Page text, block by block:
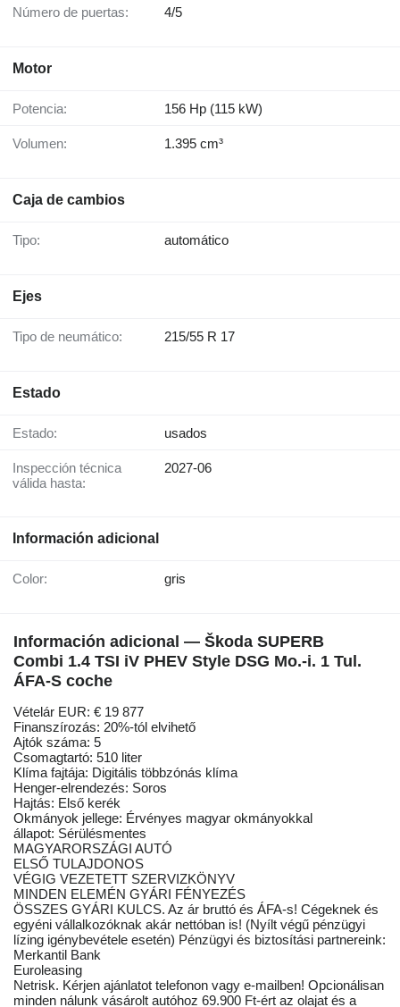
Número de puertas: 4/5
Motor
Potencia: 156 Hp (115 kW)
Volumen: 1.395 cm³
Caja de cambios
Tipo: automático
Ejes
Tipo de neumático: 215/55 R 17
Estado
Estado: usados
Inspección técnica
válida hasta:
2027-06
Información adicional
Color: gris
Información adicional — Škoda SUPERB
Combi 1.4 TSI iV PHEV Style DSG Mo.-i. 1 Tul.
ÁFA-S coche
Vételár EUR: € 19 877
Finanszírozás: 20%-tól elvihető
Ajtók száma: 5
Csomagtartó: 510 liter
Klíma fajtája: Digitális többzónás klíma
Henger-elrendezés: Soros
Hajtás: Első kerék
Okmányok jellege: Érvényes magyar okmányokkal
állapot: Sérülésmentes
MAGYARORSZÁGI AUTÓ
ELSŐ TULAJDONOS
VÉGIG VEZETETT SZERVIZKÖNYV
MINDEN ELEMÉN GYÁRI FÉNYEZÉS
ÖSSZES GYÁRI KULCS. Az ár bruttó és ÁFA-s! Cégeknek és
egyéni vállalkozóknak akár nettóban is! (Nyílt végű pénzügyi
lízing igénybevétele esetén) Pénzügyi és biztosítási partnereink:
Merkantil Bank
Euroleasing
Netrisk. Kérjen ajánlatot telefonon vagy e-mailben! Opcionálisan
minden nálunk vásárolt autóhoz 69.900 Ft-ért az olajat és a